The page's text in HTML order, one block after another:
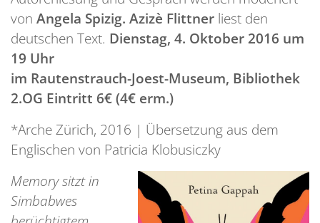
von Angela Spizig. Azizè Flittner liest den
deutschen Text. Dienstag, 4. Oktober 2016 um
19 Uhr
im Rautenstrauch-Joest-Museum, Bibliothek
2.OG Eintritt 6€(4€ erm.)
*Arche Zürich, 2016 | Übersetzung aus dem
Englischen von Patricia Klobusiczky
Memory sitzt in
Simbabwes